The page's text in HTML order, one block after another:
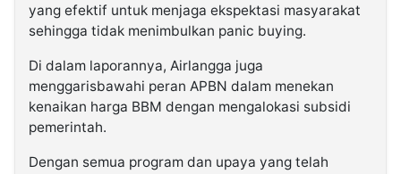
yang efektif untuk menjaga ekspektasi masyarakat
sehingga tidak menimbulkan panic buying.
Di dalam laporannya, Airlangga juga
menggarisbawahi peran APBN dalam menekan
kenaikan harga BBM dengan mengalokasi subsidi
pemerintah.
Dengan semua program dan upaya yang telah